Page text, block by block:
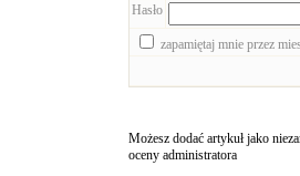
Hasło
zapamiętaj mnie przez
Możesz dodać artykuł jako
oceny administratora